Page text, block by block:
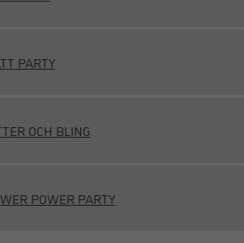
PARTY
OCH BLING
POWER PARTY